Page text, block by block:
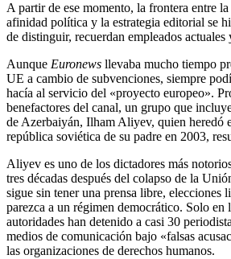
A partir de ese momento, la frontera entre
afinidad política y la estrategia editorial se
de distinguir, recuerdan empleados actuales
Aunque Euronews llevaba mucho tiempo
UE a cambio de subvenciones, siempre
hacía al servicio del «proyecto europeo».
benefactores del canal, un grupo que
de Azerbaiyán, Ilham Aliyev, quien heredó
república soviética de su padre en 2003,
Aliyev es uno de los dictadores más
tres décadas después del colapso de la
sigue sin tener una prensa libre, elecciones
parezca a un régimen democrático. Solo en
autoridades han detenido a casi 30
medios de comunicación bajo «falsas
las organizaciones de derechos humanos.